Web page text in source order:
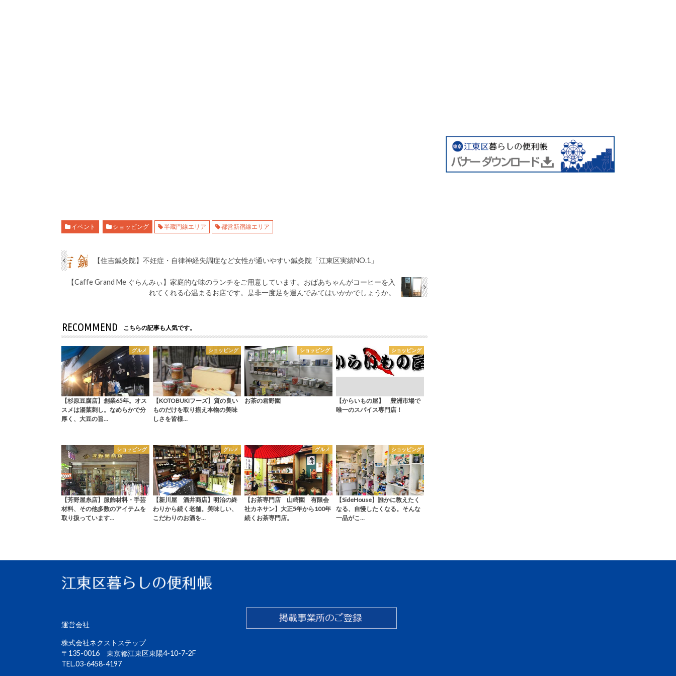
イベント ショッピング 半蔵門線エリア 都営新宿線エリア
【住吉鍼灸院】不妊症・自律神経失調症など女性が通いやすい鍼灸院「江東区実績NO.1」
【Caffe Grand Me ぐらんみぃ】家庭的な味のランチをご用意しています。おばあちゃんがコーヒーを入
れてくれる心温まるお店です。是非一度足を運んでみてはいかかでしょうか。
RECOMMEND こちらの記事も人気です。
グルメ
【杉原豆腐店】創業65年。オス
スメは湯葉刺し。なめらかで分
厚く、大豆の旨…
ショッピング
【KOTOBUKIフーズ】質の良い
ものだけを取り揃え本物の美味
しさを皆様…
ショッピング
お茶の君野園
ショッピング
【からいもの屋】 豊洲市場で
唯一のスパイス専門店！
ショッピング
【芳野屋糸店】服飾材料・手芸
材料、その他多数のアイテムを
取り扱っています…
グルメ
【新川屋 酒井商店】明治の終
わりから続く老舗。美味しい、
こだわりのお酒を…
グルメ
【お茶専門店 山崎園 有限会
社カネサン】大正5年から100年
続くお茶専門店。
ショッピング
【SideHouse】誰かに教えたく
なる、自慢したくなる。そんな
一品がこ…
運営会社
株式会社ネクストステップ
〒135-0016 東京都江東区東陽4-10-7-2F
TEL.03-6458-4197